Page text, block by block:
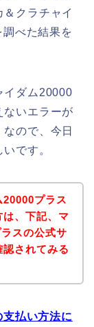
クラチャイ
べた結果を
イダム20000
ないエラーが
ので、今日
です。
プラス
、下記、マ
スの公式サ
されてみる
払い方法に